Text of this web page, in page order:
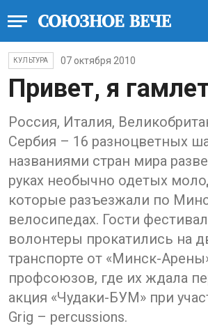
КУЛЬТУРА 07 октября 2010
Привет, я
Россия, Италия,
Сербия – 16 разноцветных
названиями стран мира
руках необычно одетых
которые разъезжали по
велосипедах. Гости
волонтеры прокатились на
транспорте от «Минск-
профсоюзов, где их ждала
акция «Чудаки-БУМ» при
Grig – percussions.